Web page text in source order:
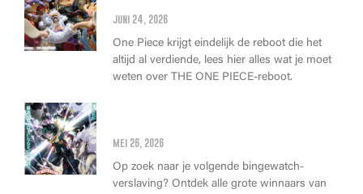
juni 24, 2026
One Piece krijgt eindelijk de reboot die het
altijd al verdiende, lees hier alles wat je moet
weten over THE ONE PIECE-reboot.
mei 26, 2026
Op zoek naar je volgende bingewatch-
verslaving? Ontdek alle grote winnaars van